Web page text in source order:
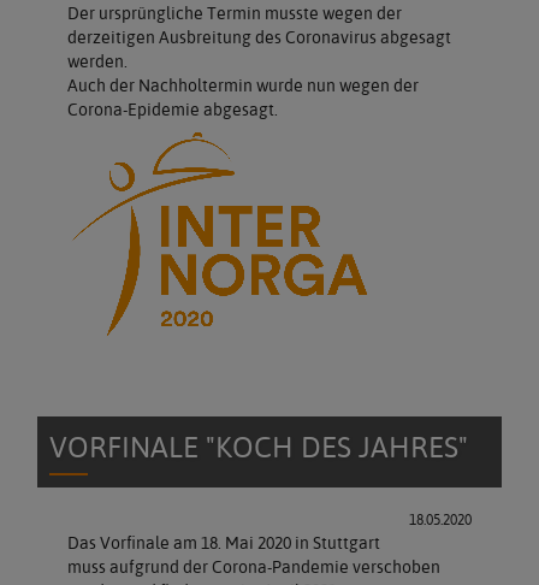
Der ursprüngliche Termin musste wegen der
derzeitigen Ausbreitung des Coronavirus abgesagt
werden.
Auch der Nachholtermin wurde nun wegen der
Corona-Epidemie abgesagt.
VORFINALE "KOCH DES JAHRES"
18.05.2020
Das Vorfinale am 18. Mai 2020 in Stuttgart
muss aufgrund der Corona-Pandemie verschoben